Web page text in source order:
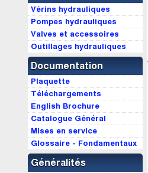
Vérins hydrauliques
Pompes hydrauliques
Valves et accessoires
Outillages hydrauliques
Documentation
Plaquette
Téléchargements
English Brochure
Catalogue Général
Mises en service
Glossaire - Fondamentaux
Généralités